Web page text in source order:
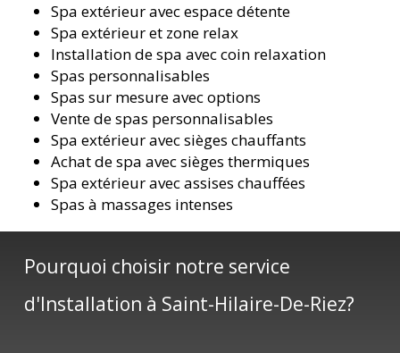
Spa extérieur avec espace détente
Spa extérieur et zone relax
Installation de spa avec coin relaxation
Spas personnalisables
Spas sur mesure avec options
Vente de spas personnalisables
Spa extérieur avec sièges chauffants
Achat de spa avec sièges thermiques
Spa extérieur avec assises chauffées
Spas à massages intenses
Pourquoi choisir notre service
d'Installation à Saint-Hilaire-De-Riez?